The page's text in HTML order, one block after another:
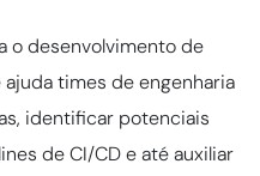
o desenvolvimento de
times de engenharia
identificar potenciais
de CI/CD e até auxiliar